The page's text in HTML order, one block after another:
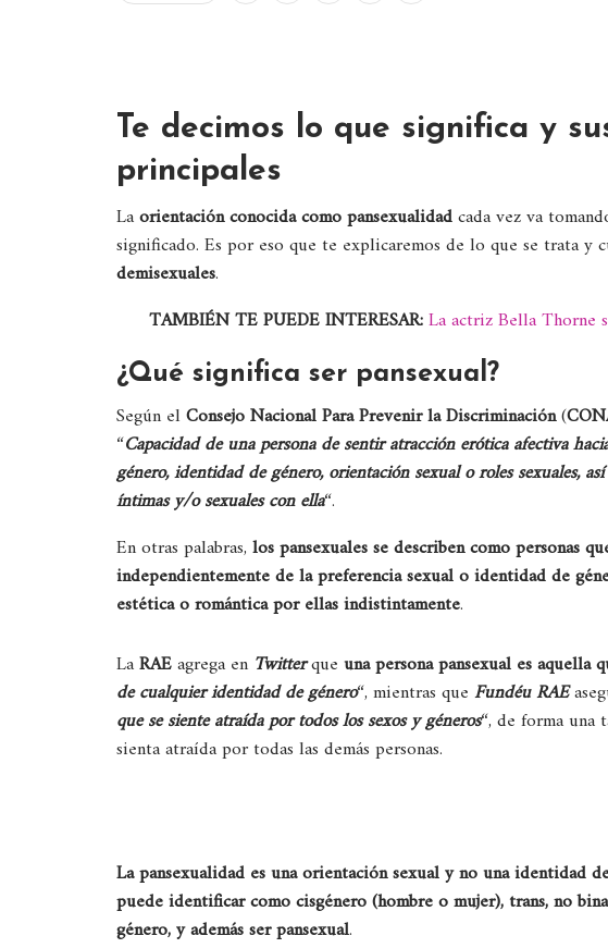
Te decimos lo que significa y
principales
Laorientación conocida como pansexualidadcada vez va
significado. Es por eso que te explicaremos de lo que se trata y
demisexuales.
TAMBIÉN TE PUEDE INTERESAR:La actriz Bella Thorne
¿Qué significa ser pansexual?
Según elConsejo Nacional Para Prevenir la Discriminación(
“Capacidad de una persona de sentir atracción erótica afectiva
género, identidad de género, orientación sexual o roles sexuales,
íntimas y/o sexuales con ella“.
En otras palabras, los pansexuales se describen como personas
independientemente de la preferencia sexual o identidad de
estética o romántica por ellas indistintamente.
LaRAEagrega en Twitterque una persona pansexual es aquella
de cualquier identidad de género“, mientras que Fundéu RAE
que se siente atraída por todos los sexos y géneros“, de forma una
sienta atraída por todas las demás personas.
La pansexualidad es una orientación sexual y no una identidad
puede identificar como cisgénero (hombre o mujer), trans, no
género, y además ser pansexual.